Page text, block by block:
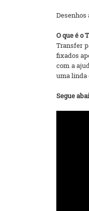
Desenhos
O que é o
Transfer
fixados
com a
uma linda
Segue